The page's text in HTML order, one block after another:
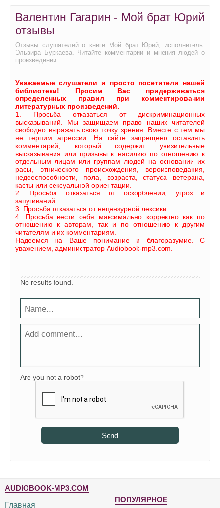
Валентин Гагарин - Мой брат Юрий
отзывы
Отзывы слушателей о книге Мой брат Юрий, исполнитель:
Эльвира Буркаева. Читайте комментарии и мнения людей о
произведении.
Уважаемые слушатели и просто посетители нашей
библиотеки! Просим Вас придерживаться
определенных правил при комментировании
литературных произведений.
1. Просьба отказаться от дискриминационных
высказываний. Мы защищаем право наших читателей
свободно выражать свою точку зрения. Вместе с тем мы
не терпим агрессии. На сайте запрещено оставлять
комментарий, который содержит унизительные
высказывания или призывы к насилию по отношению к
отдельным лицам или группам людей на основании их
расы, этнического происхождения, вероисповедания,
недееспособности, пола, возраста, статуса ветерана,
касты или сексуальной ориентации.
2. Просьба отказаться от оскорблений, угроз и
запугиваний.
3. Просьба отказаться от нецензурной лексики.
4. Просьба вести себя максимально корректно как по
отношению к авторам, так и по отношению к другим
читателям и их комментариям.
Надеемся на Ваше понимание и благоразумие. С
уважением, администратор Audiobook-mp3.com.
No results found.
Are you not a robot?
Send
AUDIOBOOK-MP3.COM
Главная
ПОПУЛЯРНОЕ